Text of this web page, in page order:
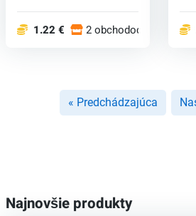
1.22 € 2 obchodoch
« Predchádzajúca
Najnovšie produkty